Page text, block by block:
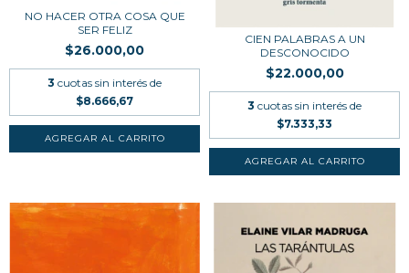
NO HACER OTRA COSA QUE
SER FELIZ
$26.000,00
3 cuotas sin interés de
$8.666,67
CIEN PALABRAS A UN
DESCONOCIDO
$22.000,00
3 cuotas sin interés de
$7.333,33